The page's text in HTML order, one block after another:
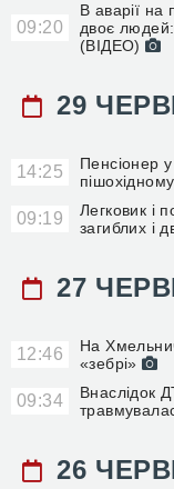
09:20
В аварії на
двоє людей:
(ВІДЕО)
29
14:25
Пенсіонер
09:19
Легковик і
загиблих і
27
12:46
На
«зебрі»
09:34
Внаслідок
26